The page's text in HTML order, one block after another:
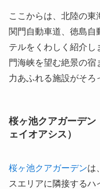
ここからは、北陸の東
関門自動車道、徳島
テルをくわしく紹介し
門海峡を望む絶景の
力あふれる施設がそろ
桜ヶ池クアガーデン
ェイオアシス）
桜ヶ池クアガーデンは
スエリアに隣接する